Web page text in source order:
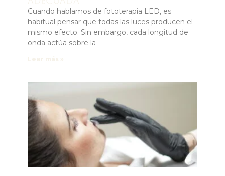
Cuando hablamos de fototerapia LED, es
habitual pensar que todas las luces producen el
mismo efecto. Sin embargo, cada longitud de
onda actúa sobre la